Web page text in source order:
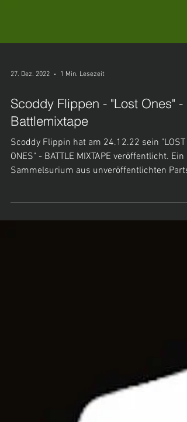
27. Dez. 2022 1 Min. Lesezeit
Scoddy Flippen - "Lost Ones" -
Battlemixtape
Scoddy Flippin hat am 24.12.22 sein "LOST
Sammelsurium aus unveröffentlichten Parts